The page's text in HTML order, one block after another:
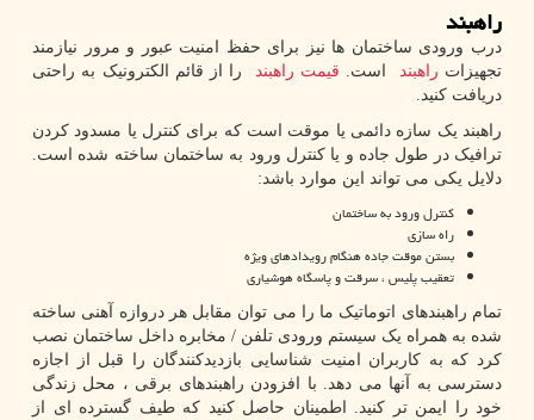
راهبند
درب ورودی ساختمان ها نیز برای حفظ امنیت عبور و مرور نیازمند
تجهیزات راهبند است. قیمت راهبند
را از قائم الکترونیک به راحتی
دریافت کنید.
راهبند یک سازه دائمی یا موقت است که برای کنترل یا مسدود کردن
ترافیک در طول جاده و یا کنترل ورود به ساختمان ساخته شده است.
دلایل یکی می تواند این موارد باشد:
کنترل ورود به ساختمان
راه سازی
بستن موقت جاده هنگام رویدادهای ویژه
تعقیب پلیس ، سرقت و پاسگاه هوشیاری
تمام راهبندهای اتوماتیک ما را می توان مقابل هر دروازه آهنی ساخته
شده به همراه یک سیستم ورودی تلفن / مخابره داخل ساختمان نصب
کرد که به کاربران امنیت شناسایی بازدیدکنندگان را قبل از اجازه
دسترسی به آنها می دهد. با افزودن راهبندهای برقی ، محل زندگی
خود را ایمن تر کنید. اطمینان حاصل کنید که طیف گسترده ای از